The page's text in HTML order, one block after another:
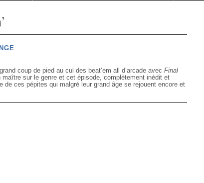
coup de pied au cul des beat’em all d’arcade avec Final
maître sur le genre et cet épisode, complètement inédit et
ces pépites qui malgré leur grand âge se rejouent encore et